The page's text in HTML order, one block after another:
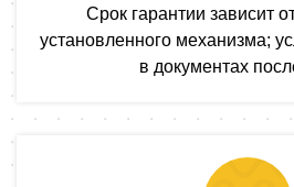
Срок гарантии зависит
установленного механизма;
в документах